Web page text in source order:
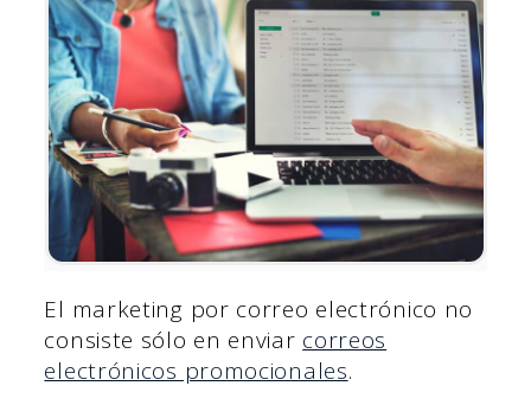
El marketing por correo electrónico no
consiste sólo en enviar correos
electrónicos promocionales.